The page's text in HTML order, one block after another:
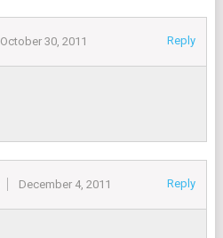
October 30, 2011 Reply
December 4, 2011 Reply